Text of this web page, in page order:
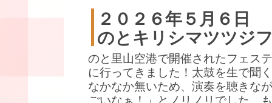
２０２６年５月６日
のとキリシマツツジ
のと里山空港で開催されたフェス
に行ってきました！太鼓を生で聞
なかなか無いため、演奏を聴きな
ごいなぁ！」とノリノリでした。